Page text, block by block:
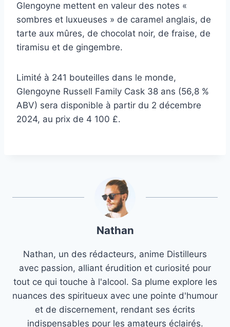
Glengoyne mettent en valeur des notes «
sombres et luxueuses » de caramel anglais, de
tarte aux mûres, de chocolat noir, de fraise, de
tiramisu et de gingembre.
Limité à 241 bouteilles dans le monde,
Glengoyne Russell Family Cask 38 ans (56,8 %
ABV) sera disponible à partir du 2 décembre
2024, au prix de 4 100 £.
Nathan
Nathan, un des rédacteurs, anime Distilleurs
avec passion, alliant érudition et curiosité pour
tout ce qui touche à l'alcool. Sa plume explore les
nuances des spiritueux avec une pointe d'humour
et de discernement, rendant ses écrits
indispensables pour les amateurs éclairés.